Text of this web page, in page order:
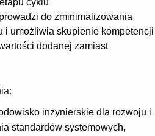
do zminimalizowania
i umożliwia skupienie kompetencji
dodanej zamiast
inżynierskie dla rozwoju i
standardów systemowych,